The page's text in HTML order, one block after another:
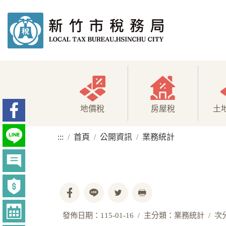
地價稅 房屋稅 土
::: 首頁 公開資訊 業務統計
發佈日期：115-01-16 主分類：業務統計 次